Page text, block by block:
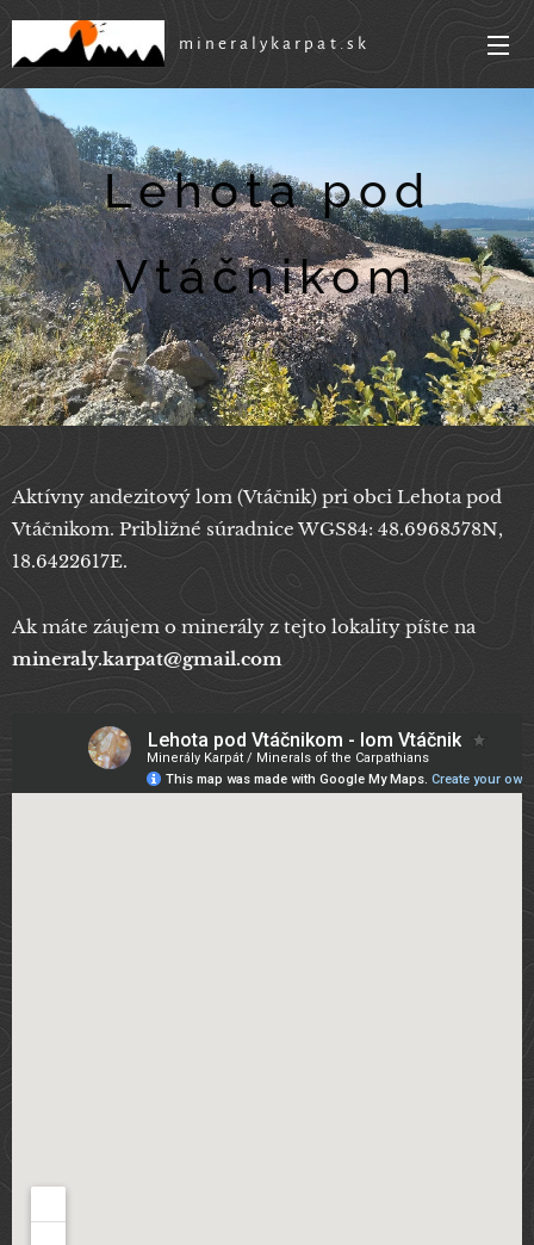
mineralykarpat.sk
Lehota pod
Vtáčnikom
21.01.2026
Aktívny andezitový lom (Vtáčnik) pri obci Lehota pod
Vtáčnikom. Približné súradnice WGS84: 48.6968578N,
18.6422617E.
Ak máte záujem o minerály z tejto lokality píšte na
mineraly.karpat@gmail.com